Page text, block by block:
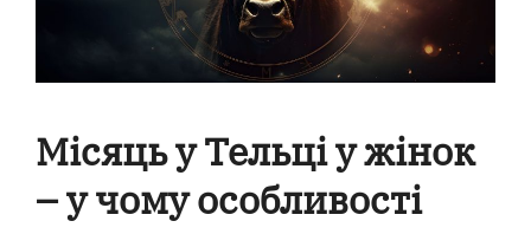
Місяць у Тельці у жінок
– у чому особливості